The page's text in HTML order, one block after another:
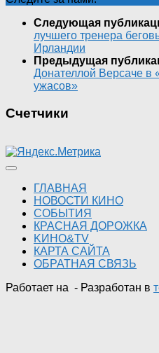
Следующая
лучшего тренера
Ирландии
Предыдущая
Донателлой Версаче в
ужасов»
Счетчики
ГЛАВНАЯ
НОВОСТИ КИНО
СОБЫТИЯ
КРАСНАЯ ДОРОЖКА
KИНО&TV
КАРТА САЙТА
ОБРАТНАЯ СВЯЗЬ
Работает на - Разработан в